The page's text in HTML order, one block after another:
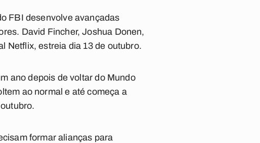
FBI desenvolve avançadas
David Fincher, Joshua Donen,
Netflix, estreia dia 13 de outubro.
ano depois de voltar do Mundo
ao normal e até começa a
formar alianças para